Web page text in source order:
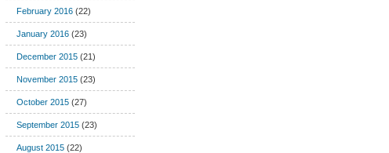
February 2016 (22)
January 2016 (23)
December 2015 (21)
November 2015 (23)
October 2015 (27)
September 2015 (23)
August 2015 (22)